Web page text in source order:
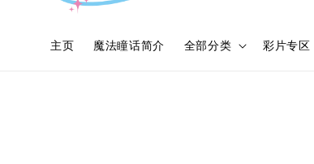
主页 魔法瞳话简介 全部分类 彩片专区